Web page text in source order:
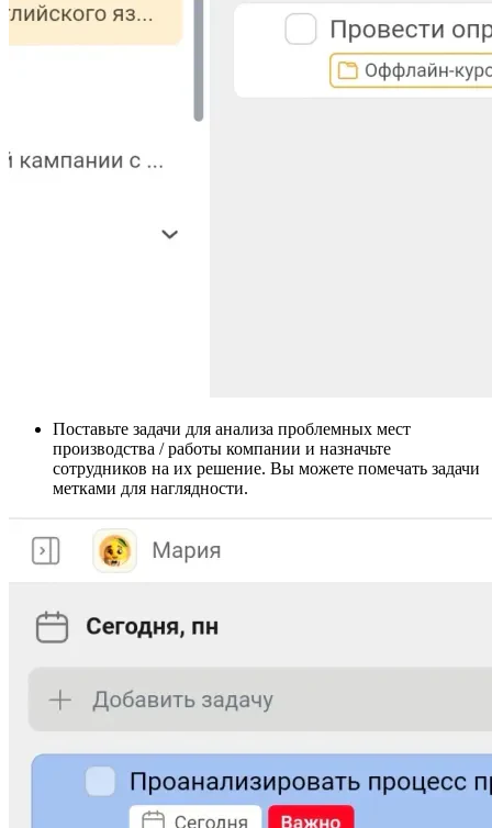
Поставьте задачи для анализа проблемных мест
производства / работы компании и назначьте
сотрудников на их решение. Вы можете помечать задачи
метками для наглядности.